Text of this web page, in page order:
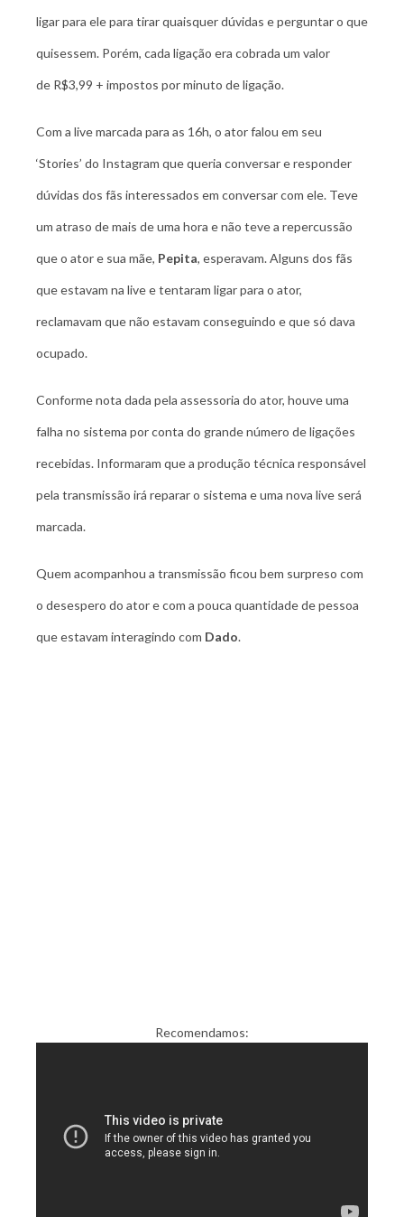
ligar para ele para tirar quaisquer dúvidas e perguntar o que
quisessem. Porém, cada ligação era cobrada um valor
de R$3,99 + impostos por minuto de ligação.
Com a live marcada para as 16h, o ator falou em seu
‘Stories’ do Instagram que queria conversar e responder
dúvidas dos fãs interessados em conversar com ele. Teve
um atraso de mais de uma hora e não teve a repercussão
que o ator e sua mãe, Pepita, esperavam. Alguns dos fãs
que estavam na live e tentaram ligar para o ator,
reclamavam que não estavam conseguindo e que só dava
ocupado.
Conforme nota dada pela assessoria do ator, houve uma
falha no sistema por conta do grande número de ligações
recebidas. Informaram que a produção técnica responsável
pela transmissão irá reparar o sistema e uma nova live será
marcada.
Quem acompanhou a transmissão ficou bem surpreso com
o desespero do ator e com a pouca quantidade de pessoa
que estavam interagindo com Dado.
Recomendamos: